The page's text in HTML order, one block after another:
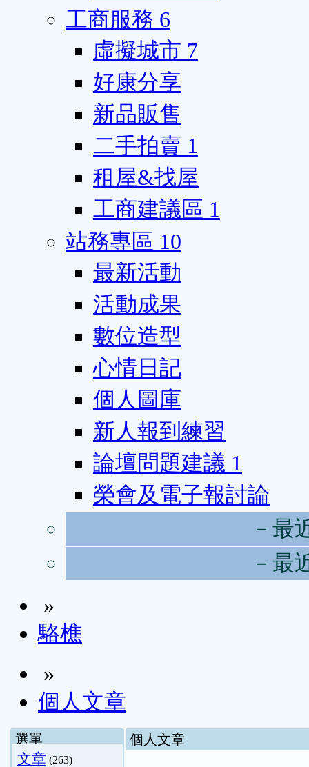
工商服務 6
虛擬城市 7
好康分享
新品販售
二手拍賣 1
租屋&找屋
工商建議區 1
站務專區 10
最新活動
活動成果
數位造型
心情日記
個人圖庫
新人報到練習
論壇問題建議 1
榮會及電子報討論
－最
－最
»
駱樵
»
個人文章
選單
文章 (263)
個人文章